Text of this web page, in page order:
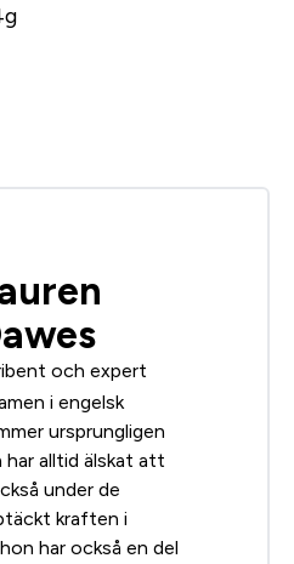
och expert
i engelsk
ursprungligen
alltid älskat att
under de
kraften i
har också en del